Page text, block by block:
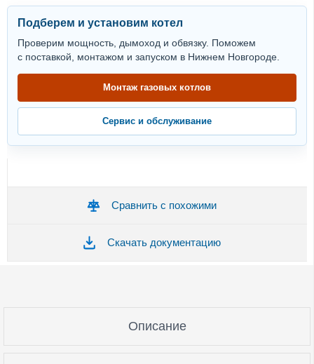
Подберем и установим котел
Проверим мощность, дымоход и обвязку. Поможем
с поставкой, монтажом и запуском в Нижнем Новгороде.
Монтаж газовых котлов
Сервис и обслуживание
Сравнить с похожими
Скачать документацию
Описание